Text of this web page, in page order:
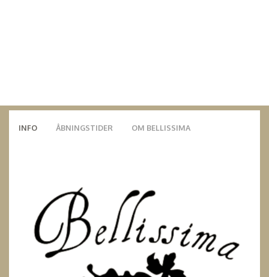
INFO ÅBNINGSTIDER OM BELLISSIMA